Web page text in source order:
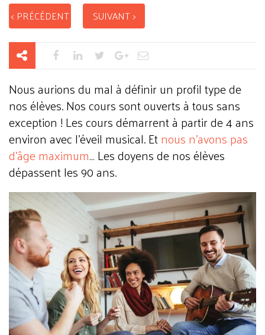
< PRÉCÉDENT SUIVANT >
Nous aurions du mal à définir un profil type de
nos élèves. Nos cours sont ouverts à tous sans
exception ! Les cours démarrent à partir de 4 ans
environ avec l’éveil musical. Etnous n’avons pas
d’âge maximum… Les doyens de nos élèves
dépassent les 90 ans.